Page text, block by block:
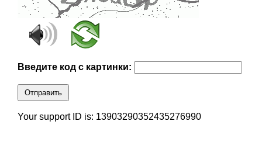
Введите код с картинки:
Отправить
Your support ID is: 13903290352435276990